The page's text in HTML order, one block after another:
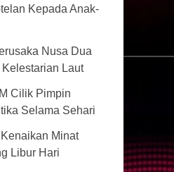
Kepada Anak-
Nusa Dua
Laut
Cilik Pimpin
Selama Sehari
Minat
Libur Hari